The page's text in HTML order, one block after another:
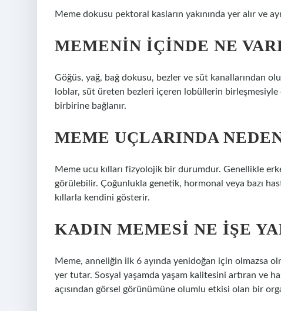
Meme dokusu pektoral kasların yakınında yer alır ve
MEMENIN IÇINDE NE
Göğüs, yağ, bağ dokusu, bezler ve süt kanallarından
loblar, süt üreten bezleri içeren lobüllerin birleşmesiyle
birbirine bağlanır.
MEME UÇLARINDA
Meme ucu kılları fizyolojik bir durumdur. Genellikle
görülebilir. Çoğunlukla genetik, hormonal veya bazı
kıllarla kendini gösterir.
KADIN MEMESI NE IŞE
Meme, anneliğin ilk 6 ayında yenidoğan için olmazsa
yer tutar. Sosyal yaşamda yaşam kalitesini artıran ve
açısından görsel görünümüne olumlu etkisi olan bir